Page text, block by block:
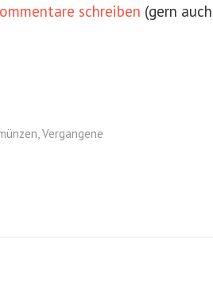
schreiben (gern auch
,Vergangene